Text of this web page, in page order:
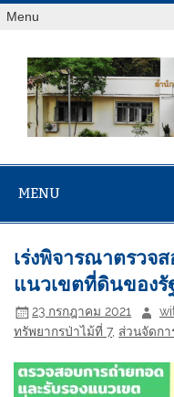
Menu
MENU
เร่งพิจารณาตรวจ
แนวเขตที่ดินของรั
23 กรกฎาคม 2021
ทรัพยากรป่าไม้ที่ 7, ส่วนจัดก